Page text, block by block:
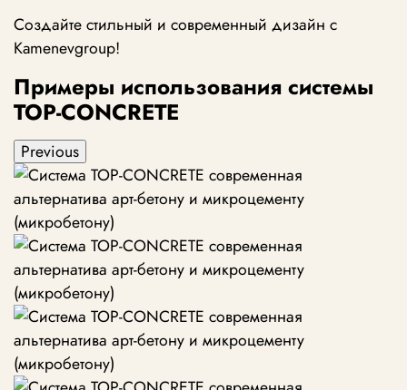
Создайте стильный и современный дизайн с
Kamenevgroup!
Примеры использования системы
TOP-CONCRETE
Previous